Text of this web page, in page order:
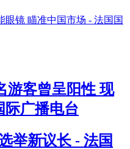
游客曾呈阳性 现
际广播电台
举新议长 - 法国